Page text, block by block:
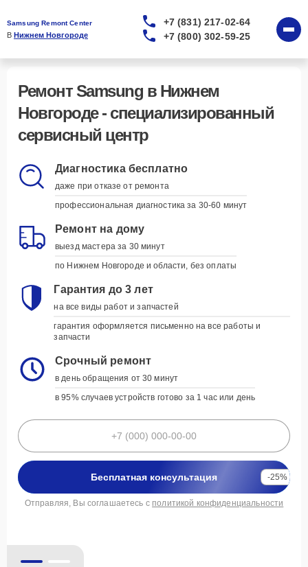
Samsung Remont Center
В Нижнем Новгороде
+7 (831) 217-02-64
+7 (800) 302-59-25
Диагностика бесплатно
даже при отказе от ремонта
профессиональная диагностика за 30-60 минут
Ремонт на дому
выезд мастера за 30 минут
по Нижнем Новгороде и области, без оплаты
Гарантия до 3 лет
на все виды работ и запчастей
гарантия оформляется письменно на все работы и
запчасти
Срочный ремонт
в день обращения от 30 минут
в 95% случаев устройств готово за 1 час или день
Бесплатная консультация -25%
политикой конфиденциальности
Ремонт Samsung в Нижнем
Новгороде –
Удобно, когда всё
Курьерская доставка
заберём и вернём устройство
наши курьеры приедут в удобное для вас
время и привезут устройство обратно, когда
оно будет готово
Запись на удобное время
вы выбираете - мы подстраиваемся
укажите дату, время и модель устройства, а
мы свяжемся для подтверждения
на все виды работ и запчастей
гарантия оформляется письменно на все работы и
запчасти
в день обращения от 30 минут
в 95% случаев устройств готово за 1 час или день
Отправляя, Вы соглашаетесь с